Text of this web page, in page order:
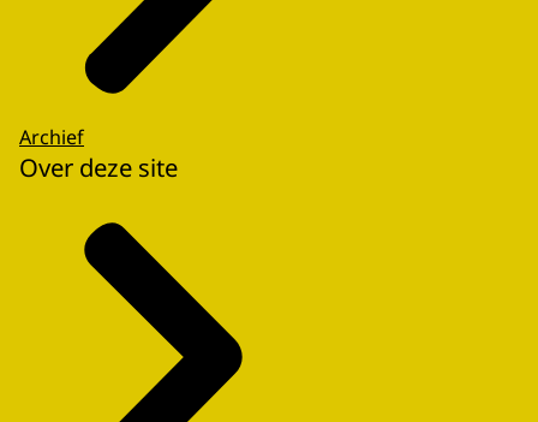
Archief
Over deze site